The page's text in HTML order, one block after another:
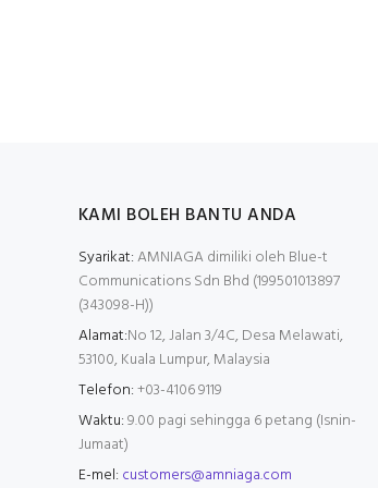
KAMI BOLEH BANTU ANDA
Syarikat:AMNIAGA dimiliki oleh Blue-t
Communications Sdn Bhd (199501013897
(343098-H))
Alamat:No 12, Jalan 3/4C, Desa Melawati,
53100, Kuala Lumpur, Malaysia
Telefon:+03-4106 9119
Waktu:9.00 pagi sehingga 6 petang (Isnin-
Jumaat)
E-mel: customers@amniaga.com